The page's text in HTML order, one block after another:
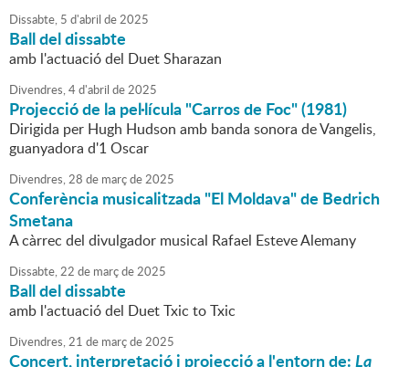
Dissabte, 5 d'abril de2025
Ball del dissabte
amb l'actuació del Duet Sharazan
Divendres,4d'abril de2025
Projecció de la pel·lícula "Carros de Foc" (1981)
Dirigida per Hugh Hudson amb banda sonora de Vangelis,
guanyadora d'1 Oscar
Divendres,28 de marçde2025
Conferència musicalitzada "El Moldava" de Bedrich
Smetana
A càrrec del divulgador musical Rafael Esteve Alemany
Dissabte,22 de marçde2025
Ball del dissabte
amb l'actuació del Duet Txic to Txic
Divendres,21 de marçde2025
Concert, interpretació i projecció a l'entorn de:La